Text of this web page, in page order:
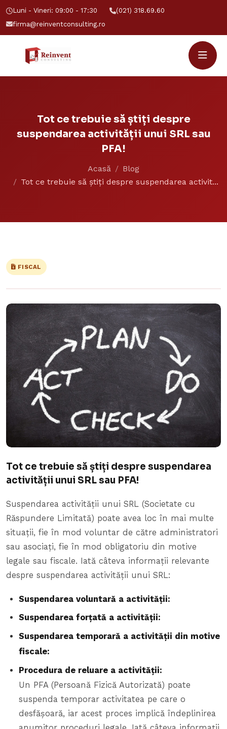
Luni - Vineri: 09:00 - 17:30
(021) 318.69.60
firma@reinventconsulting.ro
Tot ce trebuie să știți despre
suspendarea activității unui SRL sau
PFA!
Acasă
Blog
Tot ce trebuie să știți despre suspendarea activit...
FISCAL
Tot ce trebuie să știți despre suspendarea
activității unui SRL sau PFA!
Suspendarea activității unui SRL (Societate cu
Răspundere Limitată) poate avea loc în mai multe
situații, fie în mod voluntar de către administratori
sau asociați, fie în mod obligatoriu din motive
legale sau fiscale. Iată câteva informații relevante
despre suspendarea activității unui SRL:
Suspendarea voluntară a activității:
Suspendarea forțată a activității:
Suspendarea temporară a activității din motive
fiscale:
Procedura de reluare a activității:
Un PFA (Persoană Fizică Autorizată) poate
suspenda temporar activitatea pe care o
desfășoară, iar acest proces implică îndeplinirea